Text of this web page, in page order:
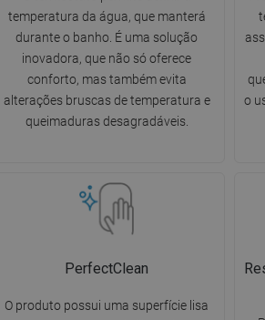
temperatura da água, que manterá
durante o banho. É uma solução
inovadora, que não só oferece
conforto, mas também evita
alterações bruscas de temperatura e
queimaduras desagradáveis.
o
PerfectClean
O produto possui uma superfície lisa